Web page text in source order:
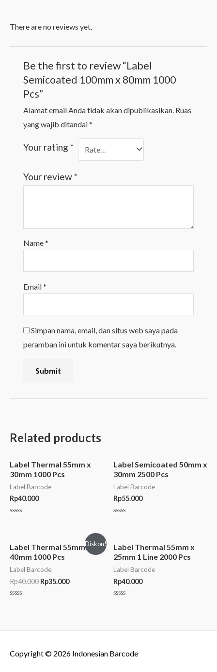
There are no reviews yet.
Be the first to review “Label
Semicoated 100mm x 80mm 1000
Pcs”
Alamat email Anda tidak akan dipublikasikan. Ruas
yang wajib ditandai*
Your rating *
Your review*
Name*
Email*
Simpan nama, email, dan situs web saya pada
peramban ini untuk komentar saya berikutnya.
Related products
Label Thermal 55mm x
30mm 1000 Pcs
Label Barcode
Rp40.000
5
Label Semicoated 50mm x
30mm 2500 Pcs
Label Barcode
Rp55.000
5
Diskon!
Label Thermal 55mm x
40mm 1000 Pcs
Label Barcode
Rp40.000 Rp35.000
Label Thermal 55mm x
25mm 1 Line 2000 Pcs
Label Barcode
Rp40.000
Copyright © 2026 Indonesian Barcode